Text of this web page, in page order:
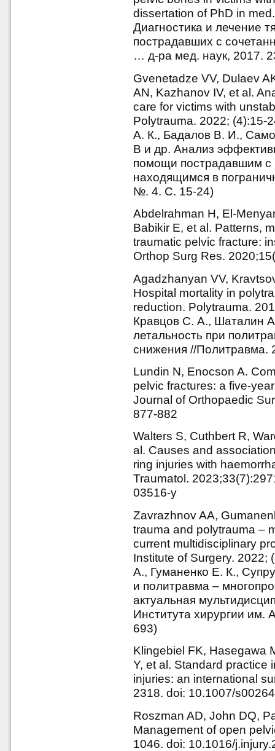
dissertation of PhD in
Диагностика и лечение
пострадавших с
… д-ра мед. наук, 2017.
Gvenetadze VV, Dulaev
AN, Kazhanov IV, et al.
care for victims with
Polytrauma. 2022; (4):15-
А. К., Бадалов В. И.,
В и др. Анализ
помощи пострадавшим с
находящимся в
№. 4. С. 15-24)
Abdelrahman H, El-
Babikir E, et al. Patterns,
traumatic pelvic fracture:
Orthop Surg Res.
Agadzhanyan VV,
Hospital mortality in
reduction. Polytrauma.
Кравцов С. А., Шаталин
летальность при
снижения //
Lundin N, Enocson A.
pelvic fractures: a five-
Journal of Orthopaedic
877-882
Walters S, Cuthbert R,
al. Causes and
ring injuries with
Traumatol.
03516-y
Zavrazhnov AA,
trauma and polytrauma –
current multidisciplinary
Institute of Surgery.
А., Гуманенко Е. К.,
и политравма –
актуальная
Института хирургии
693)
Klingebiel FK, Hasegawa
Y, et al. Standard practice
injuries: an international
2318. doi: 10.1007/
Roszman AD, John DQ,
Management of open
1046. doi: 10.1016/